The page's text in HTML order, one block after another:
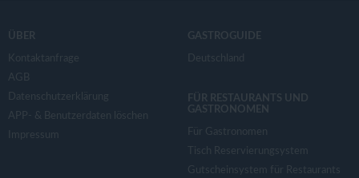
ÜBER
Kontaktanfrage
AGB
Datenschutzerklärung
APP- & Benutzerdaten löschen
Impressum
GASTROGUIDE
Deutschland
FÜR RESTAURANTS UND
GASTRONOMEN
Für Gastronomen
Tisch Reservierungsystem
Gutscheinsystem für Restaurants